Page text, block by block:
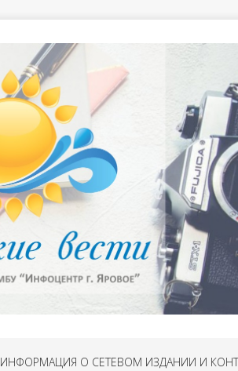
ИНФОРМАЦИЯ О СЕТЕВОМ ИЗДАНИИ И